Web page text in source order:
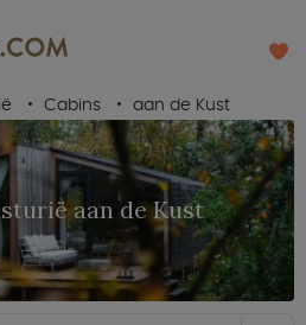
Cabins aan de Kust
aan de Kust